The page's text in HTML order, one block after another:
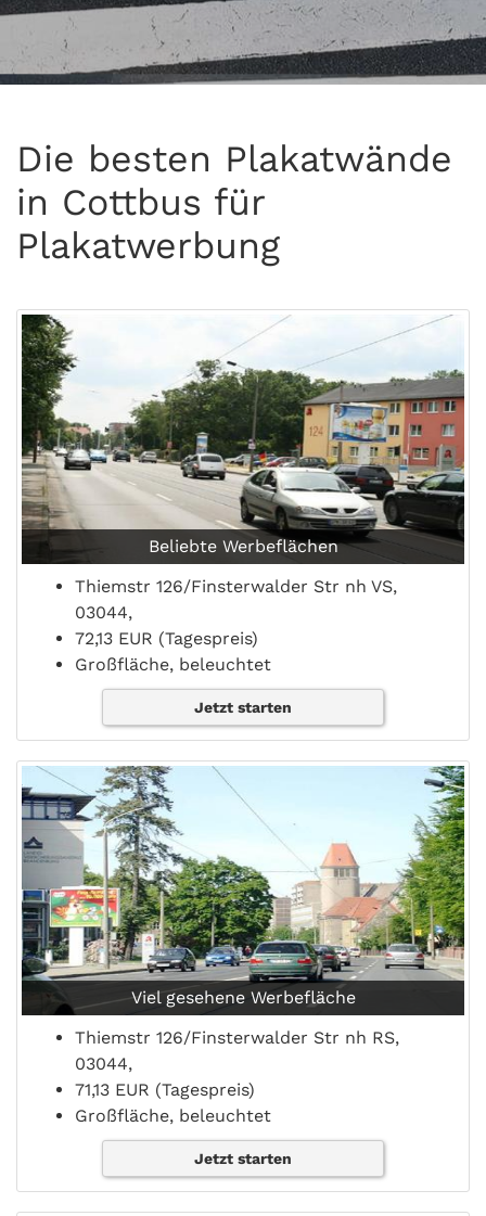
Die besten Plakatwände
in Cottbus für
Plakatwerbung
Beliebte Werbeflächen
Thiemstr 126/Finsterwalder Str nh VS,
03044,
72,13 EUR (Tagespreis)
Großfläche, beleuchtet
Jetzt starten
Viel gesehene Werbefläche
Thiemstr 126/Finsterwalder Str nh RS,
03044,
71,13 EUR (Tagespreis)
Großfläche, beleuchtet
Jetzt starten